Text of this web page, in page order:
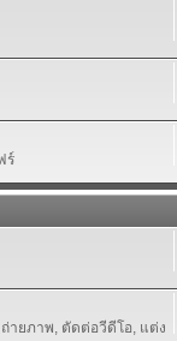
ร์
ายภาพ, ตัดต่อวีดีโอ, แต่ง